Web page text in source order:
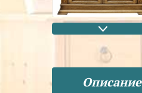
Описание